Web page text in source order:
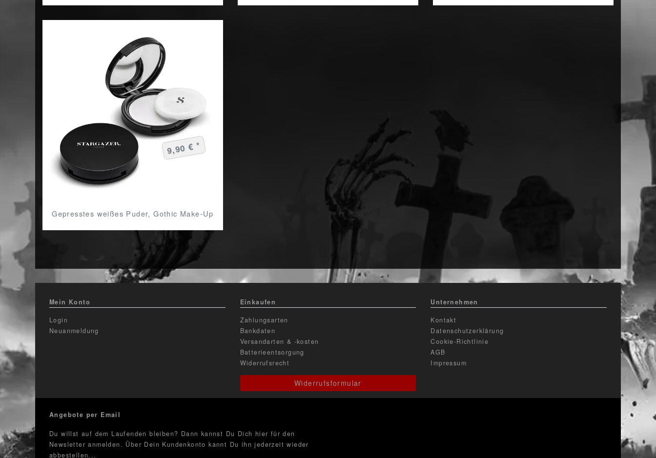
Gepresstes weißes Puder, Gothic Make-Up
9,90 € *
Mein Konto
Login
Neuanmeldung
Einkaufen
Zahlungsarten
Bankdaten
Versandarten & -kosten
Batterieentsorgung
Widerrufsrecht
Widerrufsformular
Unternehmen
Kontakt
Datenschutzerklärung
Cookie-Richtlinie
AGB
Impressum
Angebote per Email
Du willst auf dem Laufenden bleiben? Dann kannst Du Dich hier für den
Newsletter anmelden. Über Dein Kundenkonto kannt Du ihn jederzeit wieder
abbestellen...